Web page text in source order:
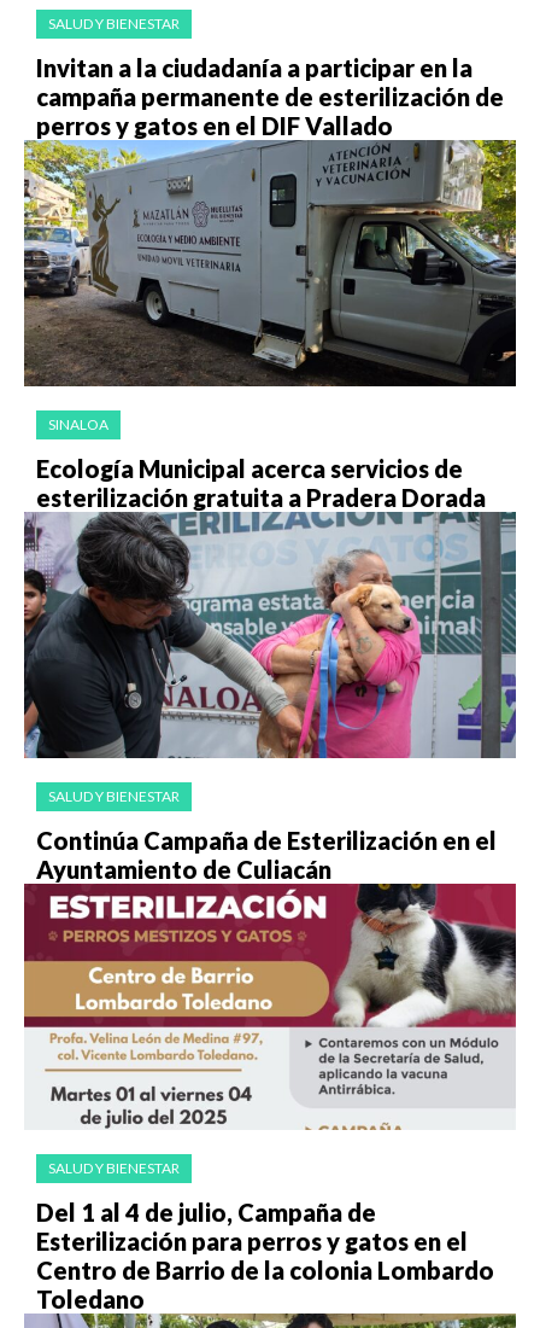
SALUD Y BIENESTAR
Invitan a la ciudadanía a participar en la
campaña permanente de esterilización de
perros y gatos en el DIF Vallado
SINALOA
Ecología Municipal acerca servicios de
esterilización gratuita a Pradera Dorada
SALUD Y BIENESTAR
Continúa Campaña de Esterilización en el
Ayuntamiento de Culiacán
SALUD Y BIENESTAR
Del 1 al 4 de julio, Campaña de
Esterilización para perros y gatos en el
Centro de Barrio de la colonia Lombardo
Toledano